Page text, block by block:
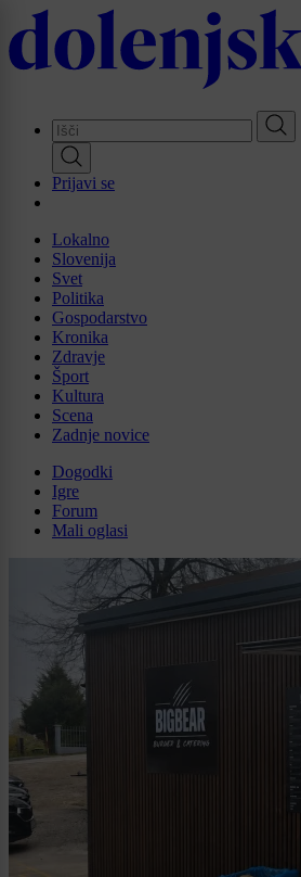
Skip
to
main
Prijavi se
Lokalno
Slovenija
Svet
Politika
Gospodarstvo
Kronika
Zdravje
Šport
Kultura
Scena
Zadnje novice
Dogodki
Igre
Forum
Mali oglasi